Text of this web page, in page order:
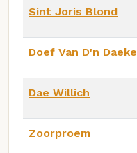
Sint Joris Blond
Doef Van D'n Daeke
Dae Willich
Zoorproem